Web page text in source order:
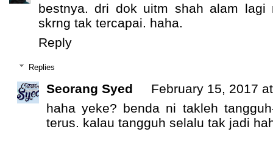
bestnya. dri dok uitm shah alam lagi
skrng tak tercapai. haha.
Reply
Replies
Seorang Syed
February 15, 2017
haha yeke? benda ni takleh
terus. kalau tangguh selalu tak jadi